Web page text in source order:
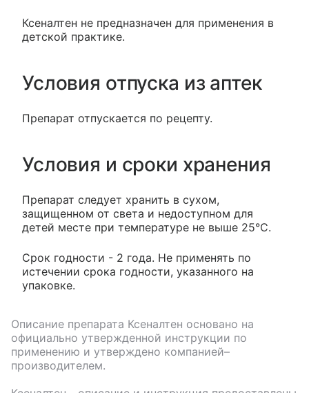
Ксеналтен не предназначен для применения в
детской практике.
Условия отпуска из аптек
Препарат отпускается по рецепту.
Условия и сроки хранения
Препарат следует хранить в сухом,
защищенном от света и недоступном для
детей месте при температуре не выше 25°С.
Срок годности - 2 года. Не применять по
истечении срока годности, указанного на
упаковке.
Описание препарата Ксеналтен основано на
официально утвержденной инструкции по
применению и утверждено компанией–
производителем.